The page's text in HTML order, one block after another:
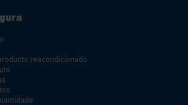
reacondicionado